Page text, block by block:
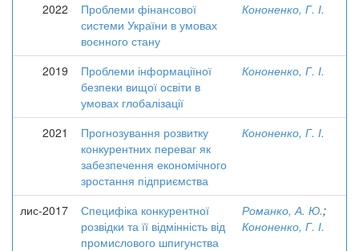
2022
Проблеми фінансової
системи України в умовах
воєнного стану
Кононенко, Г. І.
2019
Проблеми інформаціїної
безпеки вищої освіти в
умовах глобалізації
Кононенко, Г. І.
2021
Прогнозування розвитку
конкурентних переваг як
забезпечення економічного
зростання підприємства
Кононенко, Г. І.
лис-2017
Специфіка конкурентної
розвідки та її відмінність від
промислового шпигунства
Романко, А. Ю.;
Кононенко, Г. І.